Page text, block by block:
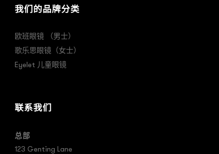
我们的品牌分类
欧班眼镜 （男士）
歌乐思眼镜（女士）
Eyelet 儿童眼镜
联系我们
总部
123 Genting Lane